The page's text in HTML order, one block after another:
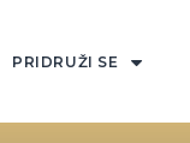
PRIDRUŽI SE